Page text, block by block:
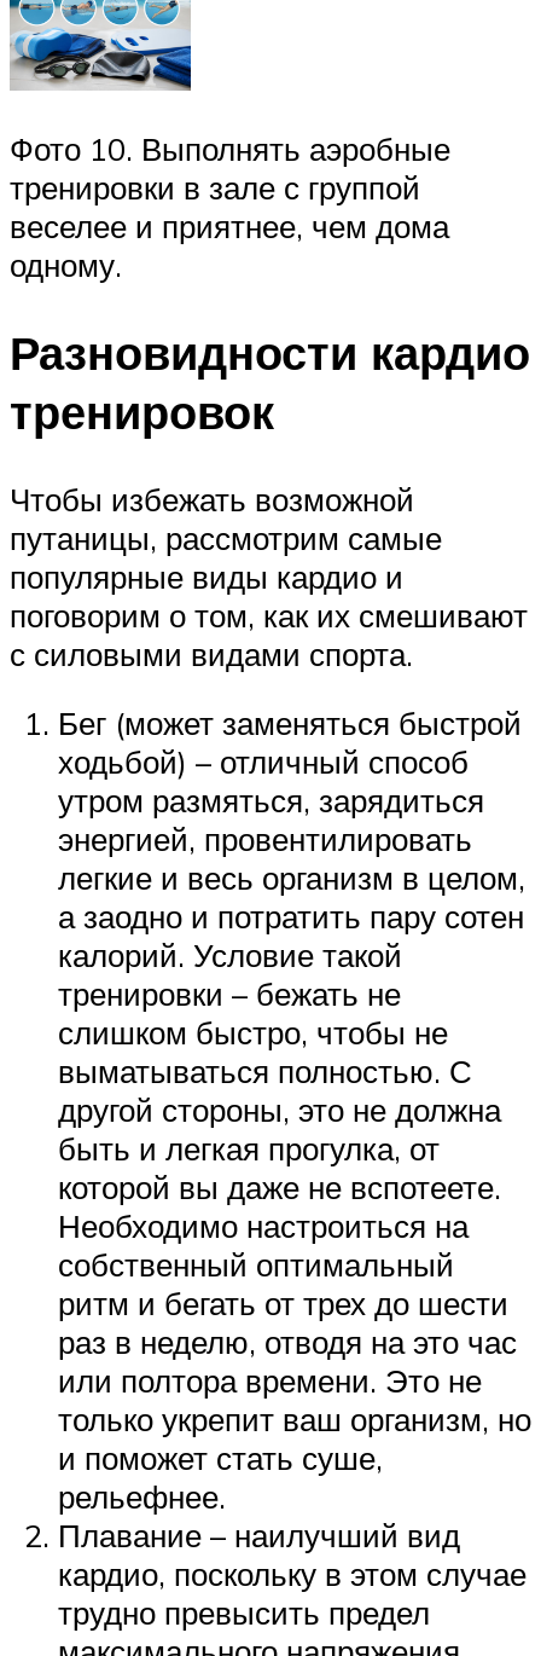
Фото 10. Выполнять аэробные
тренировки в зале с группой
веселее и приятнее, чем дома
одному.
Разновидности кардио
тренировок
Чтобы избежать возможной
путаницы, рассмотрим самые
популярные виды кардио и
поговорим о том, как их смешивают
с силовыми видами спорта.
Бег (может заменяться быстрой
ходьбой) – отличный способ
утром размяться, зарядиться
энергией, провентилировать
легкие и весь организм в целом,
а заодно и потратить пару сотен
калорий. Условие такой
тренировки – бежать не
слишком быстро, чтобы не
выматываться полностью. С
другой стороны, это не должна
быть и легкая прогулка, от
которой вы даже не вспотеете.
Необходимо настроиться на
собственный оптимальный
ритм и бегать от трех до шести
раз в неделю, отводя на это час
или полтора времени. Это не
только укрепит ваш организм, но
и поможет стать суше,
рельефнее.
Плавание – наилучший вид
кардио, поскольку в этом случае
трудно превысить предел